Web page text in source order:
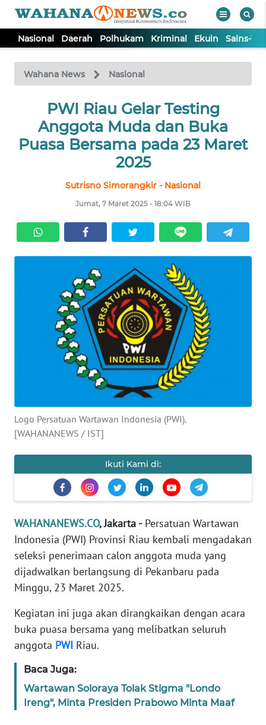
Nasional Daerah Polhukam Kriminal Ekuin Sains-
Wahana News Nasional
PWI Riau Gelar Testing
Anggota Muda dan Buka
Puasa Bersama pada 23 Maret
2025
Sutrisno Simorangkir - Nasional
Jumat, 7 Maret 2025 - 18:04 WIB
Logo Persatuan Wartawan Indonesia (PWI).
[WAHANANEWS / IST]
Ikuti Kami di:
WAHANANEWS.CO, Jakarta -Persatuan Wartawan
Indonesia (PWI) Provinsi Riau kembali mengadakan
seleksi penerimaan calon anggota muda yang
dijadwalkan berlangsung di Pekanbaru pada
Minggu, 23 Maret 2025.
Kegiatan ini juga akan dirangkaikan dengan acara
buka puasa bersama yang melibatkan seluruh
anggota PWI Riau.
Baca Juga:
Wartawan Soloraya Tolak Stigma "Londo
Ireng", Minta Presiden Prabowo Minta Maaf
TV
Tutup
NASIONAL
DAERAH
EKUIN
KESEHATAN
INTERNASIONAL
PENDIDIKAN
OLAHRAGA
OPINI
EDITORIAL
Informasi
INDEKS
BERITA
KONTAK
KAMI
INFO
IKLAN
TENTANG
KAMI